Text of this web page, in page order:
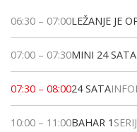
06:30 – 07:00LEŽANJE JE
07:00 – 07:30MINI 24 SATA
07:30 – 08:0024 SATA
10:00 – 11:00BAHAR 1